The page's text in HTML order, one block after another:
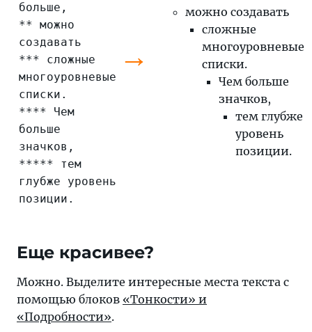
больше,
** можно
создавать
*** сложные
многоуровневые
списки.
**** Чем
больше
значков,
***** тем
глубже уровень
позиции.
→
можно создавать
сложные
многоуровневые
списки.
Чем больше
значков,
тем глубже
уровень
позиции.
Еще красивее?
Можно. Выделите интересные места текста с
помощью блоков «Тонкости» и
«Подробности».